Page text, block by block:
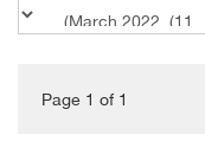
Page 1 of1